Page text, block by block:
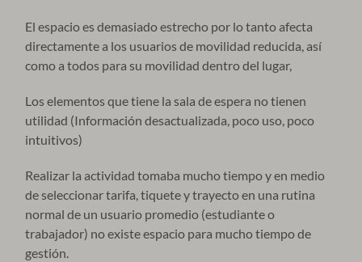
El espacio es demasiado estrecho por lo tanto afecta
directamente a los usuarios de movilidad reducida, así
como a todos para su movilidad dentro del lugar,
Los elementos que tiene la sala de espera no tienen
utilidad (Información desactualizada, poco uso, poco
intuitivos)
Realizar la actividad tomaba mucho tiempo y en medio
de seleccionar tarifa, tiquete y trayecto en una rutina
normal de un usuario promedio (estudiante o
trabajador) no existe espacio para mucho tiempo de
gestión.